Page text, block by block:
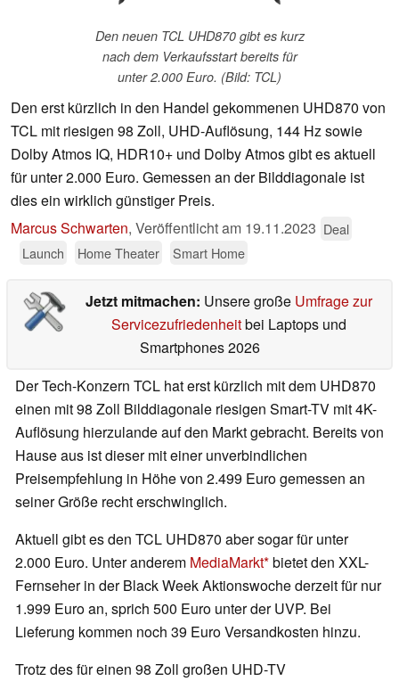
Den neuen TCL UHD870 gibt es kurz
nach dem Verkaufsstart bereits für
unter 2.000 Euro. (Bild: TCL)
Den erst kürzlich in den Handel gekommenen UHD870 von
TCL mit riesigen 98 Zoll, UHD-Auflösung, 144 Hz sowie
Dolby Atmos IQ, HDR10+ und Dolby Atmos gibt es aktuell
für unter 2.000 Euro. Gemessen an der Bilddiagonale ist
dies ein wirklich günstiger Preis.
Marcus Schwarten, Veröffentlicht am 19.11.2023 Deal
Launch
Home Theater Smart Home
Jetzt mitmachen: Unsere große Umfrage zur
Servicezufriedenheitbei Laptops und
Smartphones 2026
Der Tech-Konzern TCL hat erst kürzlich mit dem UHD870
einen mit 98 Zoll Bilddiagonale riesigen Smart-TV mit 4K-
Auflösung hierzulande auf den Markt gebracht. Bereits von
Hause aus ist dieser mit einer unverbindlichen
Preisempfehlung in Höhe von 2.499 Euro gemessen an
seiner Größe recht erschwinglich.
Aktuell gibt es den TCL UHD870 aber sogar für unter
2.000 Euro. Unter anderem MediaMarkt bietet den XXL-
Fernseher in der Black Week Aktionswoche derzeit für nur
1.999 Euro an, sprich 500 Euro unter der UVP. Bei
Lieferung kommen noch 39 Euro Versandkosten hinzu.
Trotz des für einen 98 Zoll großen UHD-TV